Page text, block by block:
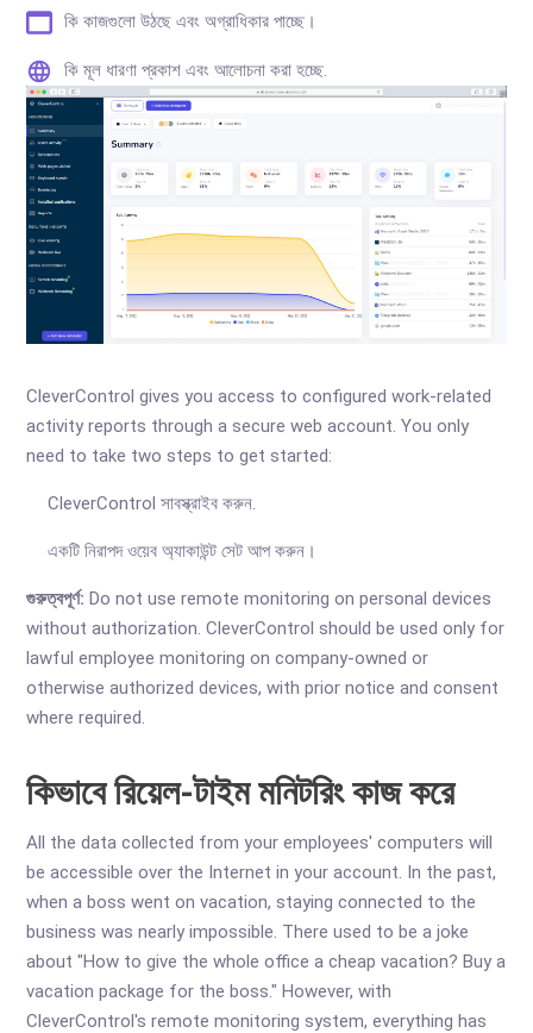
কি কাজগুলো উঠছে এবং অগ্রাধিকার পাচ্ছে।
কি মূল ধারণা প্রকাশ এবং আলোচনা করা হচ্ছে.
CleverControl gives you access to configured work-related
activity reports through a secure web account. You only
need to take two steps to get started:
CleverControl সাবস্ক্রাইব করুন.
একটি নিরাপদ ওয়েব অ্যাকাউন্ট সেট আপ করুন।
গুরুত্বপূর্ণ: Do not use remote monitoring on personal devices
without authorization. CleverControl should be used only for
lawful employee monitoring on company-owned or
otherwise authorized devices, with prior notice and consent
where required.
কিভাবে রিয়েল-টাইম মনিটরিং কাজ করে
All the data collected from your employees' computers will
be accessible over the Internet in your account. In the past,
when a boss went on vacation, staying connected to the
business was nearly impossible. There used to be a joke
about "How to give the whole office a cheap vacation? Buy a
vacation package for the boss." However, with
CleverControl's remote monitoring system, everything has